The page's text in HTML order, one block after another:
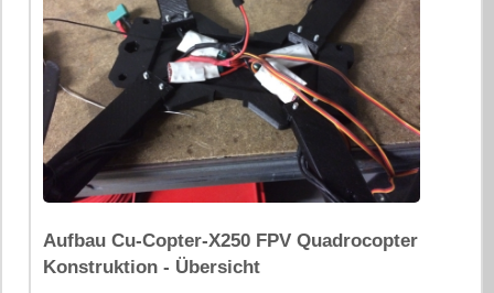
Aufbau Cu-Copter-X250 FPV Quadrocopter
Konstruktion - Übersicht